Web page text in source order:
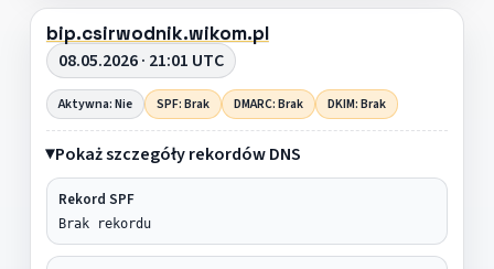
bip.csirwodnik.wikom.pl
08.05.2026 · 21:01 UTC
Aktywna: Nie SPF: Brak DMARC: Brak DKIM: Brak
Pokaż szczegóły rekordów DNS
Rekord SPF
Brak rekordu